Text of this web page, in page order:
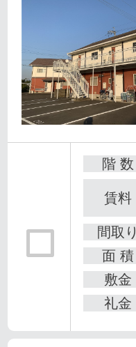
階 数
賃料
間取り
面 積
敷金
礼金